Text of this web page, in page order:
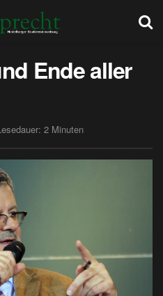
Ende aller
2 Minuten